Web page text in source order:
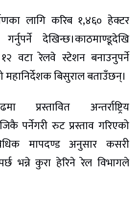
लागि करिब १,४६० हेक्टर
देखिन्छ।काठमाण्डूदेखि
वटा रेलवे स्टेशन बनाउनुपर्ने
बिसुराल बताउँछन्।
प्रस्तावित अन्तर्राष्ट्रिय
पर्नेगरी रुट प्रस्ताव गरिएको
मापदण्ड अनुसार कसरी
भन्ने कुरा हेरिने रेल विभागले